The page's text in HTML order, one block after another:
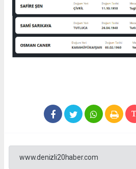
www.denizli20haber.com